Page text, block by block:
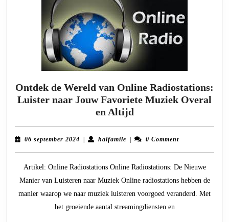
Ontdek de Wereld van Online Radiostations:
Luister naar Jouw Favoriete Muziek Overal
en AltijdOntdek
de
Wereld
Radiostations:
Luister
naar
Jouw
06 september 2024 06| halfamilehalfamile
| 0 Comment
Artikel: Online Radiostations Online Radiostations: De Nieuwe
Manier van Luisteren naar Muziek Online radiostations hebben de
manier waarop we naar muziek luisteren voorgoed veranderd. Met
het groeiende aantal streamingdiensten en